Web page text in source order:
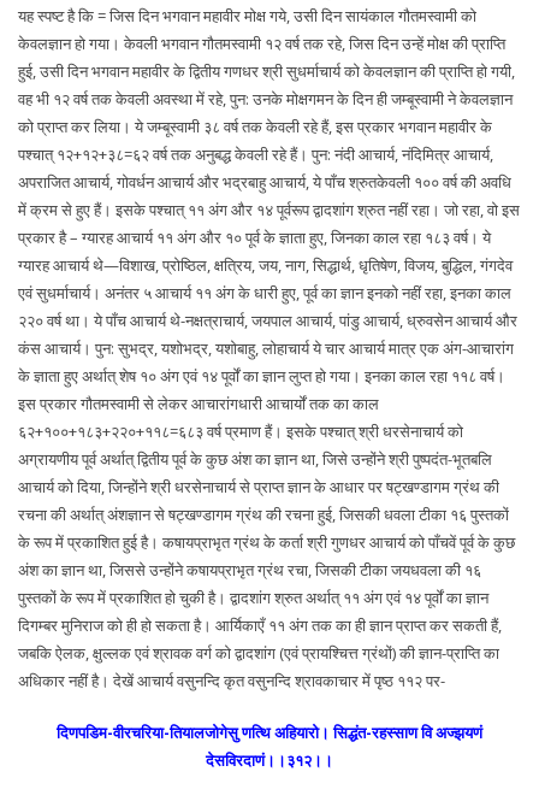
यह स्पष्ट है कि = जिस दिन भगवान महावीर मोक्ष गये, उसी दिन सायंकाल गौतमस्वामी को
केवलज्ञान हो गया। केवली भगवान गौतमस्वामी १२ वर्ष तक रहे, जिस दिन उन्हें मोक्ष की प्राप्ति
हुई, उसी दिन भगवान महावीर के द्वितीय गणधर श्री सुधर्माचार्य को केवलज्ञान की प्राप्ति हो गयी,
वह भी १२ वर्ष तक केवली अवस्था में रहे, पुन: उनके मोक्षगमन के दिन ही जम्बूस्वामी ने केवलज्ञान
को प्राप्त कर लिया। ये जम्बूस्वामी ३८ वर्ष तक केवली रहे हैं, इस प्रकार भगवान महावीर के
पश्चात् १२+१२+३८=६२ वर्ष तक अनुबद्ध केवली रहे हैं। पुन: नंदी आचार्य, नंदिमित्र आचार्य,
अपराजित आचार्य, गोवर्धन आचार्य और भद्रबाहु आचार्य, ये पाँच श्रुतकेवली १०० वर्ष की अवधि
में क्रम से हुए हैं। इसके पश्चात् ११ अंग और १४ पूर्वरूप द्वादशांग श्रुत नहीं रहा। जो रहा, वो इस
प्रकार है – ग्यारह आचार्य ११ अंग और १० पूर्व के ज्ञाता हुए, जिनका काल रहा १८३ वर्ष। ये
ग्यारह आचार्य थे—विशाख, प्रोष्ठिल, क्षत्रिय, जय, नाग, सिद्धार्थ, धृतिषेण, विजय, बुद्धिल, गंगदेव
एवं सुधर्माचार्य। अनंतर ५ आचार्य ११ अंग के धारी हुए, पूर्व का ज्ञान इनको नहीं रहा, इनका काल
२२० वर्ष था। ये पाँच आचार्य थे-नक्षत्राचार्य, जयपाल आचार्य, पांडु आचार्य, ध्रुवसेन आचार्य और
कंस आचार्य। पुन: सुभद्र, यशोभद्र, यशोबाहु, लोहाचार्य ये चार आचार्य मात्र एक अंग-आचारांग
के ज्ञाता हुए अर्थात् शेष १० अंग एवं १४ पूर्वों का ज्ञान लुप्त हो गया। इनका काल रहा ११८ वर्ष।
इस प्रकार गौतमस्वामी से लेकर आचारांगधारी आचार्यों तक का काल
६२+१००+१८३+२२०+११८=६८३ वर्ष प्रमाण हैं। इसके पश्चात् श्री धरसेनाचार्य को
अग्रायणीय पूर्व अर्थात् द्वितीय पूर्व के कुछ अंश का ज्ञान था, जिसे उन्होंने श्री पुष्पदंत-भूतबलि
आचार्य को दिया, जिन्होंने श्री धरसेनाचार्य से प्राप्त ज्ञान के आधार पर षट्खण्डागम ग्रंथ की
रचना की अर्थात् अंशज्ञान से षट्खण्डागम ग्रंथ की रचना हुई, जिसकी धवला टीका १६ पुस्तकों
के रूप में प्रकाशित हुई है। कषायप्राभृत ग्रंथ के कर्ता श्री गुणधर आचार्य को पाँचवें पूर्व के कुछ
अंश का ज्ञान था, जिससे उन्होंने कषायप्राभृत ग्रंथ रचा, जिसकी टीका जयधवला की १६
पुस्तकों के रूप में प्रकाशित हो चुकी है। द्वादशांग श्रुत अर्थात् ११ अंग एवं १४ पूर्वों का ज्ञान
दिगम्बर मुनिराज को ही हो सकता है। आर्यिकाएँ ११ अंग तक का ही ज्ञान प्राप्त कर सकती हैं,
जबकि ऐलक, क्षुल्लक एवं श्रावक वर्ग को द्वादशांग (एवं प्रायश्चित्त ग्रंथों) की ज्ञान-प्राप्ति का
अधिकार नहीं है। देखें आचार्य वसुनन्दि कृत वसुनन्दि श्रावकाचार में पृष्ठ ११२ पर-
दिणपडिम-वीरचरिया-तियालजोगेसु णत्थि अहियारो। सिद्धंत-रहस्साण वि अज्झयणं
देसविरदाणं।।३१२।।